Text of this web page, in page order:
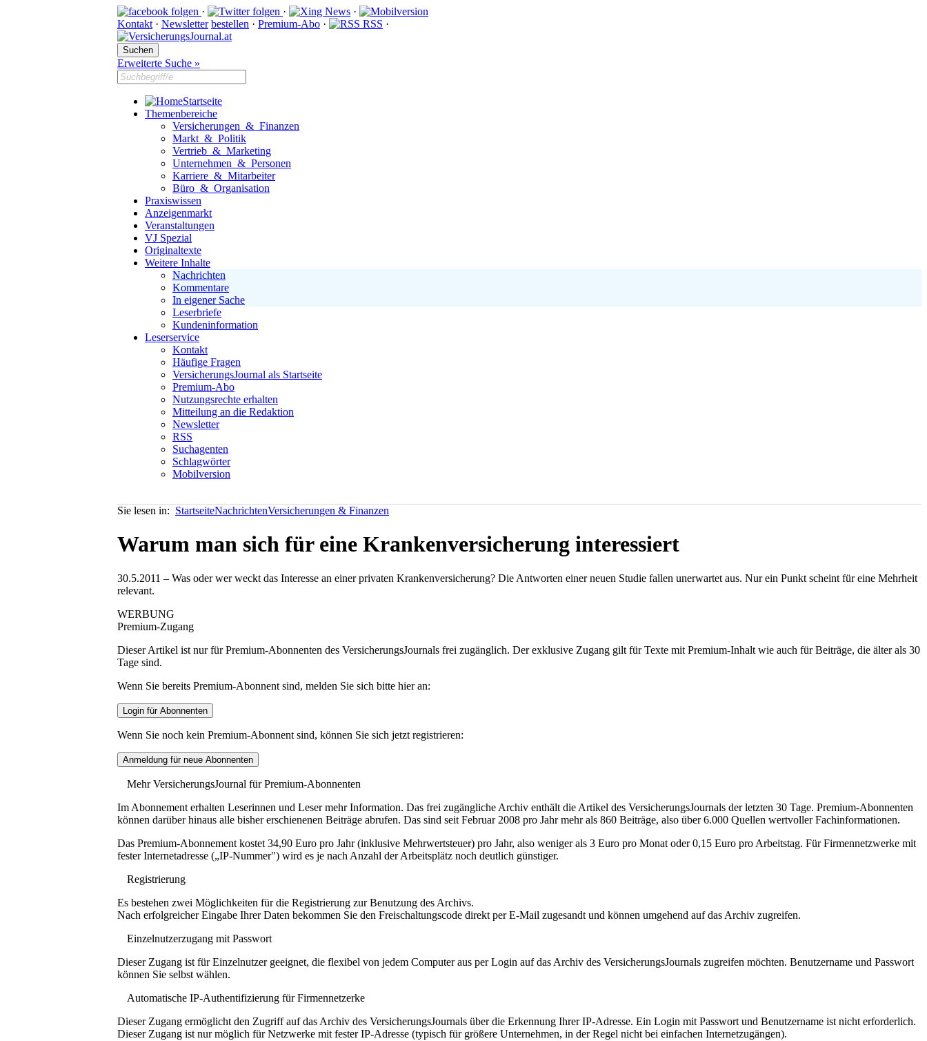
· ·
·
Kontakt · Newsletter bestellen · Premium-Abo · RSS ·
Erweiterte Suche »
Startseite
Themenbereiche
Versicherungen & Finanzen
Markt & Politik
Vertrieb & Marketing
Unternehmen & Personen
Karriere & Mitarbeiter
Büro & Organisation
Praxiswissen
Anzeigenmarkt
Veranstaltungen
VJ Spezial
Originaltexte
Weitere Inhalte
Nachrichten
Kommentare
In eigener Sache
Leserbriefe
Kundeninformation
Leserservice
Kontakt
Häufige Fragen
VersicherungsJournal als Startseite
Premium-Abo
Nutzungsrechte erhalten
Mitteilung an die Redaktion
Newsletter
RSS
Suchagenten
Schlagwörter
Mobilversion
Sie lesen in: StartseiteNachrichtenVersicherungen & Finanzen
Warum man sich für eine Krankenversicherung interessiert
30.5.2011 – Was oder wer weckt das Interesse an einer privaten Krankenversicherung? Die Antworten einer neuen Studie fallen unerwartet aus. Nur ein Punkt scheint für eine Mehrheit
relevant.
WERBUNG
Premium-Zugang
Dieser Artikel ist nur für Premium-Abonnenten des VersicherungsJournals frei zugänglich. Der exklusive Zugang gilt für Texte mit Premium-Inhalt wie auch für Beiträge, die älter als 30
Tage sind.
Wenn Sie bereits Premium-Abonnent sind, melden Sie sich bitte hier an:
Wenn Sie noch kein Premium-Abonnent sind, können Sie sich jetzt registrieren:
Mehr VersicherungsJournal für Premium-Abonnenten
Im Abonnement erhalten Leserinnen und Leser mehr Information. Das frei zugängliche Archiv enthält die Artikel des VersicherungsJournals der letzten 30 Tage. Premium-Abonnenten
können darüber hinaus alle bisher erschienenen Beiträge abrufen. Das sind seit Februar 2008 pro Jahr mehr als 860 Beiträge, also über 6.000 Quellen wertvoller Fachinformationen.
Das Premium-Abonnement kostet 34,90 Euro pro Jahr (inklusive Mehrwertsteuer) pro Jahr, also weniger als 3 Euro pro Monat oder 0,15 Euro pro Arbeitstag. Für Firmennetzwerke mit
fester Internetadresse („IP-Nummer") wird es je nach Anzahl der Arbeitsplätz noch deutlich günstiger.
Registrierung
Es bestehen zwei Möglichkeiten für die Registrierung zur Benutzung des Archivs.
Nach erfolgreicher Eingabe Ihrer Daten bekommen Sie den Freischaltungscode direkt per E-Mail zugesandt und können umgehend auf das Archiv zugreifen.
Einzelnutzerzugang mit Passwort
Dieser Zugang ist für Einzelnutzer geeignet, die flexibel von jedem Computer aus per Login auf das Archiv des VersicherungsJournals zugreifen möchten. Benutzername und Passwort
können Sie selbst wählen.
Automatische IP-Authentifizierung für Firmennetzerke
Dieser Zugang ermöglicht den Zugriff auf das Archiv des VersicherungsJournals über die Erkennung Ihrer IP-Adresse. Ein Login mit Passwort und Benutzername ist nicht erforderlich.
Dieser Zugang ist nur möglich für Netzwerke mit fester IP-Adresse (typisch für größere Unternehmen, in der Regel nicht bei einfachen Internetzugängen).